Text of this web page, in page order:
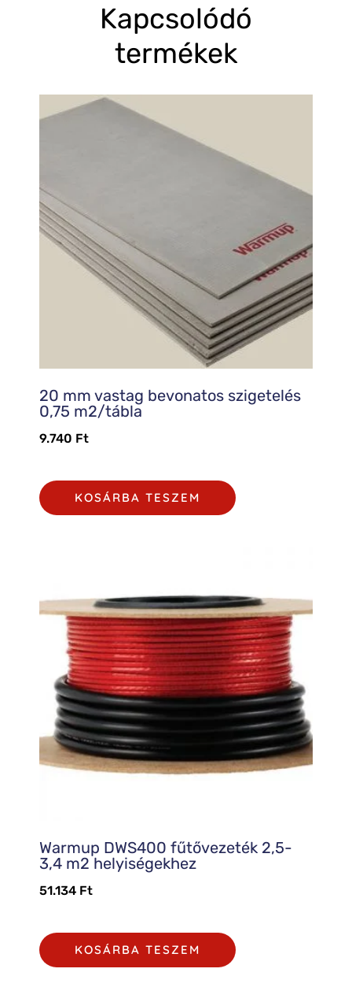
Kapcsolódó
termékek
20 mm vastag bevonatos szigetelés
0,75 m2/tábla
9.740 Ft
KOSÁRBA TESZEM
Warmup DWS400 fűtővezeték 2,5-
3,4 m2 helyiségekhez
51.134 Ft
KOSÁRBA TESZEM